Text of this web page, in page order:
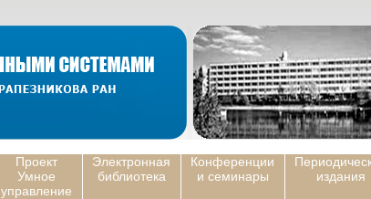
Проект
Умное
управление
Электронная
библиотека
Конференции
и семинары
издания